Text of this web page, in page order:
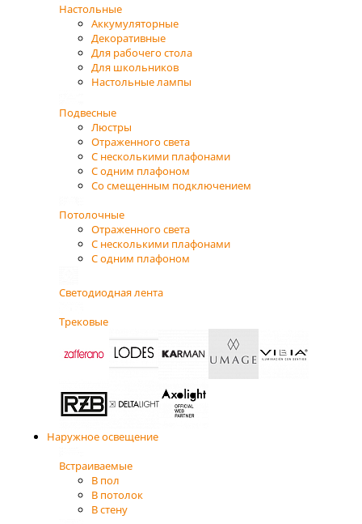
Настольные
Аккумуляторные
Декоративные
Для рабочего стола
Для школьников
Настольные лампы
Подвесные
Люстры
Отраженного света
С несколькими плафонами
С одним плафоном
Со смещенным подключением
Потолочные
Отраженного света
С несколькими плафонами
С одним плафоном
Светодиодная лента
Трековые
Наружное освещение
Встраиваемые
В пол
В потолок
В стену